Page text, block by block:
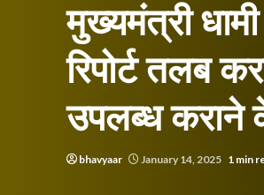
मुख्यमंत्री
रिपोर्ट तलब
उपलब्ध कराने
bhavyaar January 14, 2025 1 min